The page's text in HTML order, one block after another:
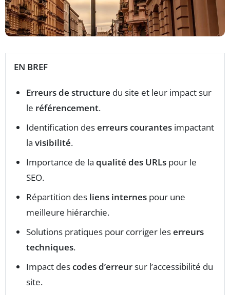
EN BREF
Erreurs de structure du site et leur impact sur
le référencement.
Identification deserreurs courantes impactant
la visibilité.
Importance de la qualité des URLs pour le
SEO.
Répartition des liens internes pour une
meilleure hiérarchie.
Solutions pratiques pour corriger leserreurs
techniques.
Impact descodes d’erreursur l’accessibilité du
site.